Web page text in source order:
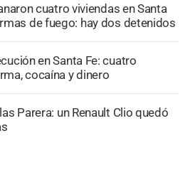
cuatro viviendas en Santa
de fuego: hay dos detenidos
en Santa Fe: cuatro
cocaína y dinero
Parera: un Renault Clio quedó